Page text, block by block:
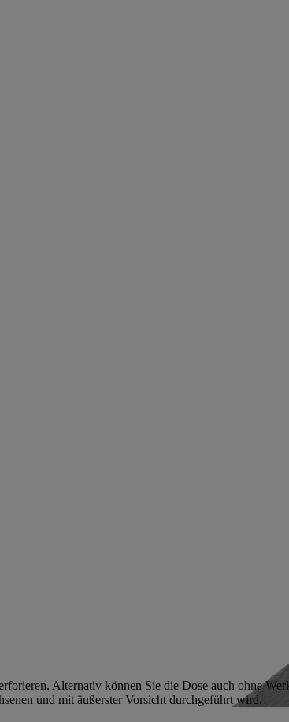
Alternativ können Sie die Dose auch ohne
und mit äußerster Vorsicht durchgeführt wird.